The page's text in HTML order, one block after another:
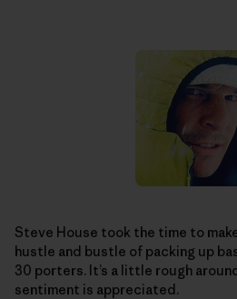
Steve House took the time to
hustle and bustle of packing up
30 porters. It’s a little rough
sentiment is appreciated.